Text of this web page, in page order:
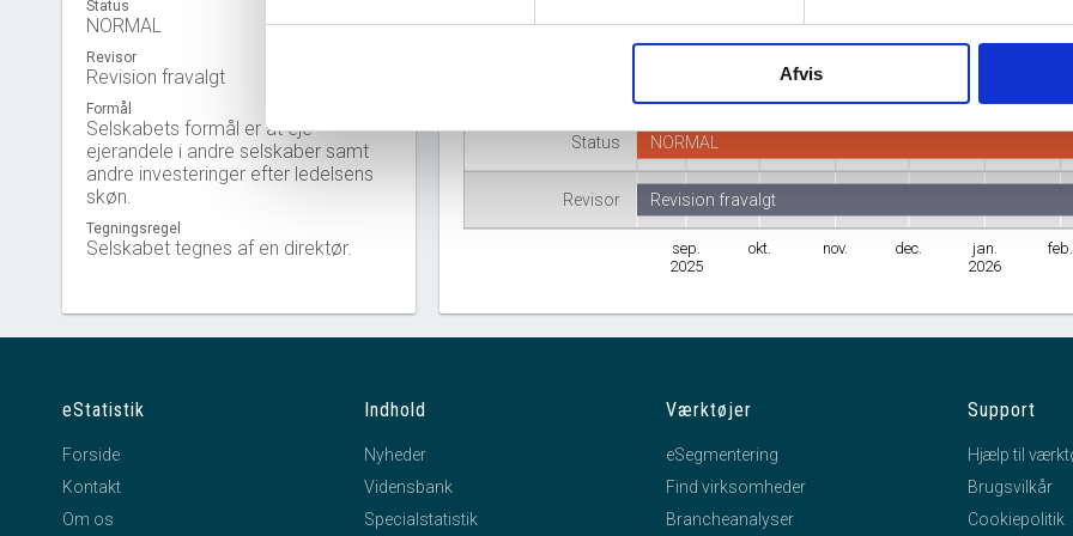
Afvis
Status
NORMAL
Revisor
Revision fravalgt
Formål
Selskabets formål er at eje
ejerandele i andre selskaber samt
andre investeringer efter ledelsens
skøn.
Tegningsregel
Selskabet tegnes af en direktør.
Branche
Status
Revisor
sep.
2025
okt. nov. dec.
jan.
2026
feb.
Ikke-finansielle holdingselskaber
NORMAL
Revision fravalgt
eStatistik
Forside
Kontakt
Om os
Indhold
Nyheder
Vidensbank
Specialstatistik
Værktøjer
eSegmentering
Find virksomheder
Brancheanalyser
Support
Hjælp til
Brugsvilkår
Cookiepolitik